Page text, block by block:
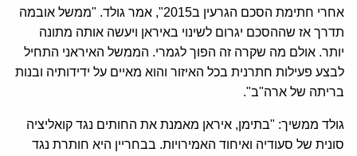
אחרי חתימת הסכם הגרעין ב2015", אמר גולד. "ממשל אובמה
תדרך אז שההסכם יגרום לשינוי באיראן ויעשה אותה מתונה
יותר. אולם מה שקרה זה הפוך לגמרי. הממשל האיראני התחיל
לבצע פעילות חתרנית בכל האיזור והוא מאיים על ידידותיה ובנות
בריתה של ארה"ב".
גולד ממשיך: "בתימן, איראן מאמנת את החותים נגד קואליציה
סונית של סעודיה ואיחוד האמירויות. בבחריין היא חותרת נגד